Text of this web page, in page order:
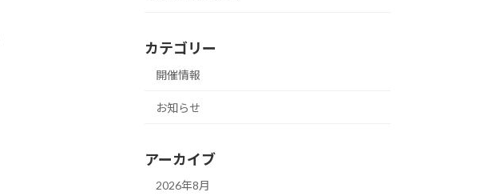
カテゴリー
開催情報
お知らせ
アーカイブ
2026年8月